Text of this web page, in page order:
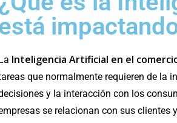
Inteligencia Artificial en el
que normalmente requieren de la
y la interacción con los
se relacionan con sus clientes